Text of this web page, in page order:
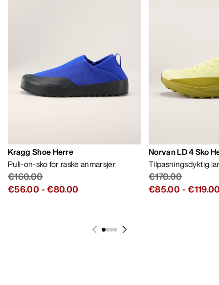
Kragg Shoe Herre
Pull-on-sko for raske anmarsjer
€160.00
€56.00 -€80.00
Norvan LD 4 Sko
Tilpasningsdyktig
€170.00
€85.00 -